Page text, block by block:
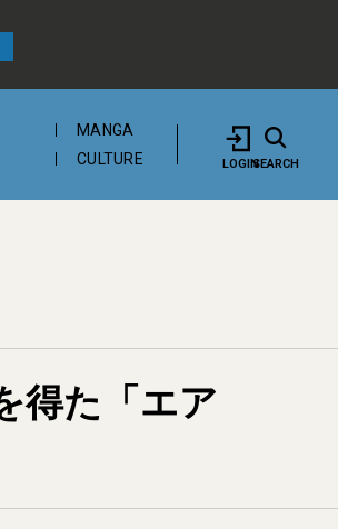
MANGA
CULTURE LOGINSEARCH
得た「エア